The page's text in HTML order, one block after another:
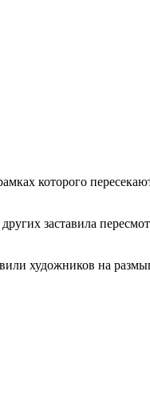
которого
заставила
художников на